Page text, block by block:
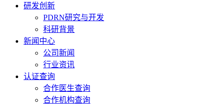
研发创新
PDRN研究与开发
科研背景
新闻中心
公司新闻
行业资讯
认证查询
合作医生查询
合作机构查询